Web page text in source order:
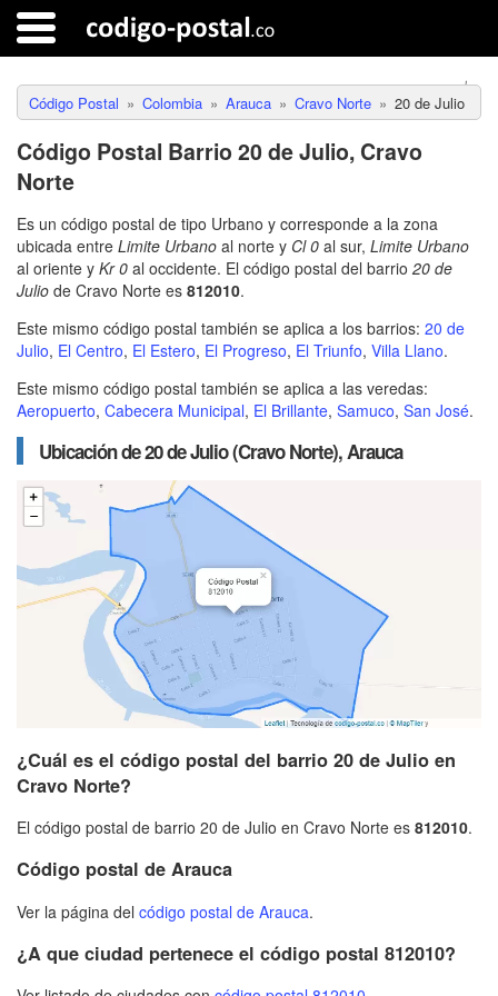
Código Postal Colombia Arauca Cravo Norte 20 de Julio
Código Postal Barrio 20 de Julio, Cravo
Norte
Es un código postal de tipo Urbano y corresponde a la zona
ubicada entre Limite Urbano al norte y Cl 0 al sur, Limite Urbano
al oriente y Kr 0 al occidente. El código postal del barrio 20 de
Julio de Cravo Norte es 812010.
Este mismo código postal también se aplica a los barrios: 20 de
Julio, El Centro, El Estero, El Progreso, El Triunfo, Villa Llano.
Este mismo código postal también se aplica a las veredas:
Aeropuerto, Cabecera Municipal, El Brillante, Samuco, San José.
Ubicación de 20 de Julio (Cravo Norte), Arauca
¿Cuál es el código postal del barrio 20 de Julio en
Cravo Norte?
El código postal de barrio 20 de Julio en Cravo Norte es 812010.
Código postal de Arauca
Ver la página del código postal de Arauca.
¿A que ciudad pertenece el código postal 812010?